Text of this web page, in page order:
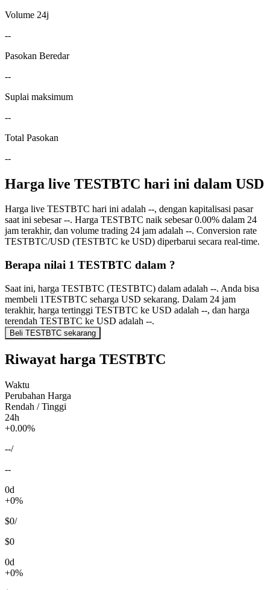
Volume 24j
--
Pasokan Beredar
--
Suplai maksimum
--
Total Pasokan
--
Harga live TESTBTC hari ini dalam USD
Harga live TESTBTC hari ini adalah --, dengan kapitalisasi pasar
saat ini sebesar --. Harga TESTBTC naik sebesar 0.00% dalam 24
jam terakhir, dan volume trading 24 jam adalah --. Conversion rate
TESTBTC/USD (TESTBTC ke USD) diperbarui secara real-time.
Berapa nilai 1 TESTBTC dalam ?
Saat ini, harga TESTBTC (TESTBTC) dalam adalah --. Anda bisa
membeli 1TESTBTC seharga USD sekarang. Dalam 24 jam
terakhir, harga tertinggi TESTBTC ke USD adalah --, dan harga
terendah TESTBTC ke USD adalah --.
Beli TESTBTC sekarang
Riwayat harga TESTBTC
Waktu
Perubahan Harga
Rendah / Tinggi
24h
+0.00%
--/
--
0d
+0%
$0/
$0
0d
+0%